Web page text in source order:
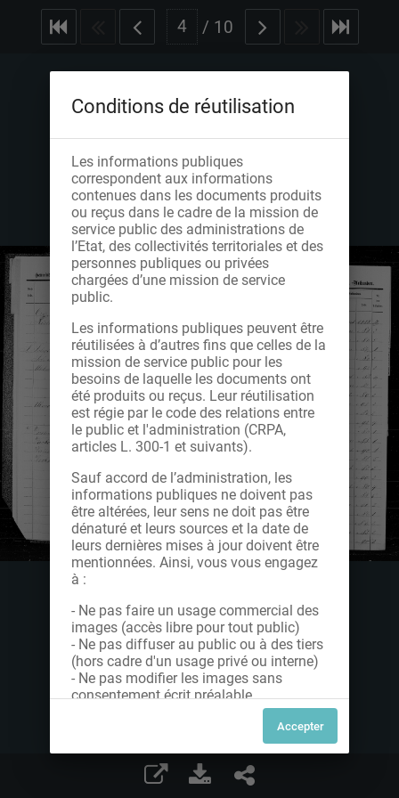
/ 10
Conditions de réutilisation
Les informations publiques
correspondent aux informations
contenues dans les documents produits
ou reçus dans le cadre de la mission de
service public des administrations de
l’Etat, des collectivités territoriales et des
personnes publiques ou privées
chargées d’une mission de service
public.
Les informations publiques peuvent être
réutilisées à d’autres fins que celles de la
mission de service public pour les
besoins de laquelle les documents ont
été produits ou reçus. Leur réutilisation
est régie par le code des relations entre
le public et l'administration (CRPA,
articles L. 300-1 et suivants).
Sauf accord de l’administration, les
informations publiques ne doivent pas
être altérées, leur sens ne doit pas être
dénaturé et leurs sources et la date de
leurs dernières mises à jour doivent être
mentionnées. Ainsi, vous vous engagez
à :
- Ne pas faire un usage commercial des
images (accès libre pour tout public)
- Ne pas diffuser au public ou à des tiers
(hors cadre d'un usage privé ou interne)
- Ne pas modifier les images sans
consentement écrit préalable
Dans le cas contraire, nous vous invitons
à nous contacter afin de solliciter le type
de Licence souhaitée parmi celles
proposées et le cas échéant, acquitter